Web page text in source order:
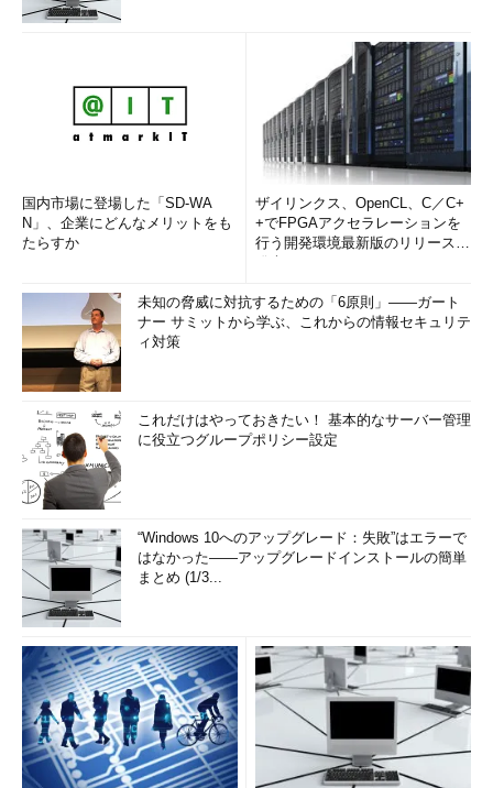
とお聞きしました。この3つのブロックチェーンの動きは何かあ
3大ブロックチェーンのBitcoin Core、Ethereum、
Hyperledger Fabricそれぞれの存在感がありました。例えば、
Ethereumを使った「Etherisc」は、Ethereumの応用分野である
「DAO（Decentralized Autonomous Organization）」（※）を
使った保険ソリューションです。その他にコンテンツ配信系の試
みもありました。全体にFinTech系の人が目立っていて、私のよ
うにAI／ロボティクス分野に取り組んでいる人は少ない印象でし
※分散自律型組織。運営管理主体となる組織がなく、プログラム
に組み込まれたインセンティブ設計に従って、参加者が行動する
ことで全体として自律的に機能する組織のこと。
国内市場に登場した「SD-WA
N」、企業にどんなメリットをも
たらすか
ザイリンクス、OpenCL、C／C+
+でFPGAアクセラレーションを
行う開発環境最新版のリリースを
未知の脅威に対抗するための「6原則」――ガート
ナー サミットから学ぶ、これからの情報セキュリテ
ィ対策
これだけはやっておきたい！ 基本的なサーバー管理
に役立つグループポリシー設定
“Windows 10へのアップグレード：失敗”はエラーで
はなかった――アップグレードインストールの簡単
まとめ (1/3...